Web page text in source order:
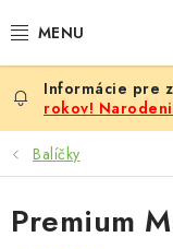
na
PREMIUM
DOPLNKY STRAVY
CIELE
rokov!
Balíčky
Premium